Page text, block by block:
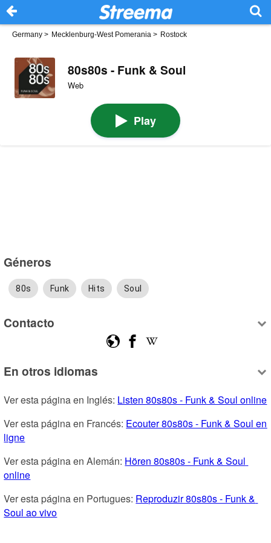
Germany > Mecklenburg-West Pomerania > Rostock
80s80s - Funk & Soul
Web
Play
Géneros
80s Funk Hits Soul
Contacto
En otros idiomas
Ver esta página en Inglés: Listen 80s80s - Funk & Soul online
Ver esta página en Francés: Ecouter 80s80s - Funk & Soul en
ligne
Ver esta página en Alemán: Hören 80s80s - Funk & Soul
online
Ver esta página en Portugues: Reproduzir 80s80s - Funk &
Soul ao vivo